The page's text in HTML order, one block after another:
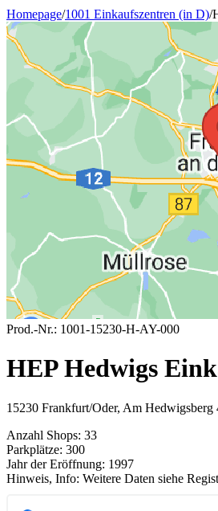
Homepage/1001 Einkaufszentren (in D)/
Prod.-Nr.: 1001-15230-H-AY-000
HEP Hedwigs
15230 Frankfurt/Oder, Am Hedwigsberg
Anzahl Shops: 33
Parkplätze: 300
Jahr der Eröffnung: 1997
Hinweis, Info: Weitere Daten siehe